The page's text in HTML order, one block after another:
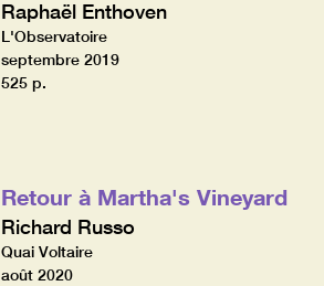
Raphaël Enthoven
L'Observatoire
septembre 2019
525 p.
Retour à Martha's Vineyard
Richard Russo
Quai Voltaire
août 2020